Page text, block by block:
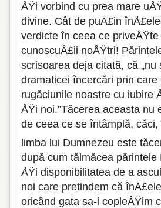
ÅŸi vorbind cu prea mare
divine. Cât de puÅ£in
verdicte în ceea ce
cunoscuÅ£ii noÅŸtri!
scrisoarea deja citată, că
dramaticei încercări prin
rugăciunile noastre cu iubire
ÅŸi noi.”Tăcerea aceasta
de ceea ce se întâmplă,
limba lui Dumnezeu este
după cum tălmăcea
ÅŸi disponibilitatea de a
noi care pretindem că
oricând gata sa-i copleÅŸim